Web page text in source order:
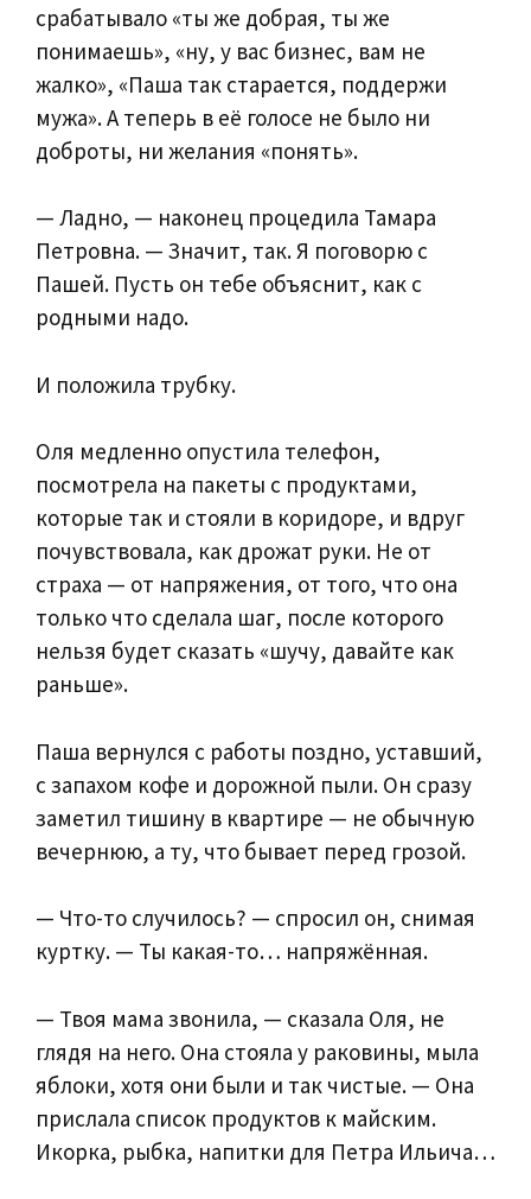
срабатывало «ты же добрая, ты же
понимаешь», «ну, у вас бизнес, вам не
жалко», «Паша так старается, поддержи
мужа». А теперь в её голосе не было ни
доброты, ни желания «понять».
— Ладно, — наконец процедила Тамара
Петровна. — Значит, так. Я поговорю с
Пашей. Пусть он тебе объяснит, как с
родными надо.
И положила трубку.
Оля медленно опустила телефон,
посмотрела на пакеты с продуктами,
которые так и стояли в коридоре, и вдруг
почувствовала, как дрожат руки. Не от
страха — от напряжения, от того, что она
только что сделала шаг, после которого
нельзя будет сказать «шучу, давайте как
раньше».
Паша вернулся с работы поздно, уставший,
с запахом кофе и дорожной пыли. Он сразу
заметил тишину в квартире — не обычную
вечернюю, а ту, что бывает перед грозой.
— Что-то случилось? — спросил он, снимая
куртку. — Ты какая-то… напряжённая.
— Твоя мама звонила, — сказала Оля, не
глядя на него. Она стояла у раковины, мыла
яблоки, хотя они были и так чистые. — Она
прислала список продуктов к майским.
Икорка, рыбка, напитки для Петра Ильича…